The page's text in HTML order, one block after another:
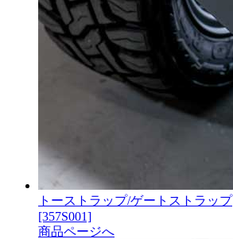
トーストラップ/ゲートストラップ
[357S001]
商品ページへ